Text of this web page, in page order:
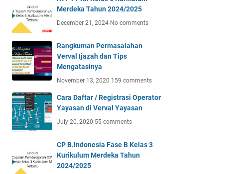
Merdeka Tahun 2024/2025
December 21, 2024 No comments
Rangkuman Permasalahan
Verval Ijazah dan Tips
Mengatasinya
November 13, 2020 159 comments
Cara Daftar / Registrasi Operator
Yayasan di Verval Yayasan
July 20, 2020 55 comments
CP B.Indonesia Fase B Kelas 3
Kurikulum Merdeka Tahun
2024/2025